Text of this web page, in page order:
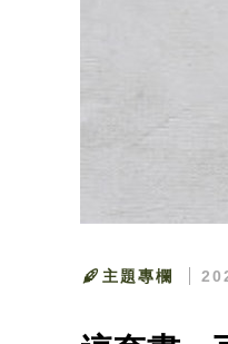
主題專欄